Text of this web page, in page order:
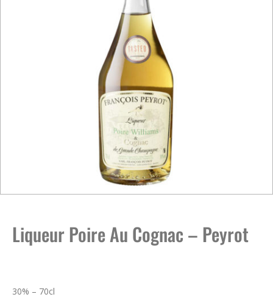
Liqueur Poire Au Cognac – Peyrot
30% – 70cl